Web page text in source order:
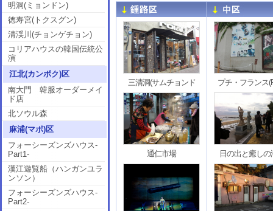
明洞(ミョンドン)
徳寿宮(トクスグン)
清渓川(チョンゲチョン)
コリアハウスの韓国伝統公
演
江北(カンボク)区
南大門 韓服オーダーメイ
ド店
北ソウル森
麻浦(マポ)区
フォーシーズンズハウス-
Part1-
漢江遊覧船（ハンガンユラ
ンソン）
フォーシーズンズハウス-
Part2-
三清洞(サムチョンド
通仁市場
プチ・フランス
日の出と癒し